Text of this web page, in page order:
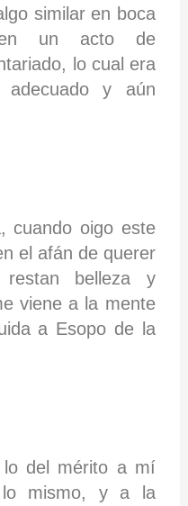
similar en boca
un acto de
lo cual era
adecuado y aún
cuando oigo este
el afán de querer
belleza y
viene a la mente
a Esopo de la
lo del mérito a mí
lo mismo, y a la